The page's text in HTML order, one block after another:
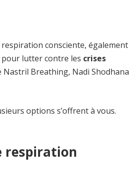
consciente, également
pour lutter contre les crises
Nastril Breathing, Nadi Shodhana
options s’offrent à vous.
respiration